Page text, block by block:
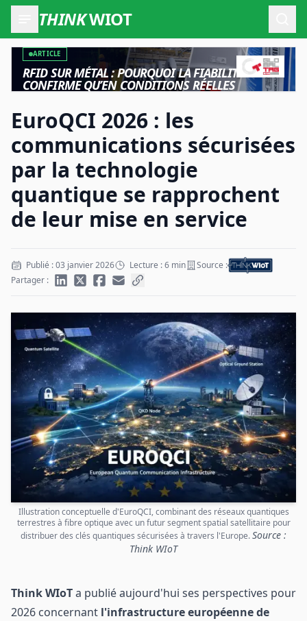
THINKWIOT
ARTICLE
RFID SUR MÉTAL : POURQUOI LA FIABILITÉ NE SE
CONFIRME QU’EN CONDITIONS RÉELLES
EuroQCI 2026 : les
communications sécurisées
par la technologie
quantique se rapprochent
de leur mise en service
Publié : 03 janvier 2026 Lecture : 6 min
Source :
Partager :
Illustration conceptuelle d'EuroQCI, combinant des réseaux quantiques
terrestres à fibre optique avec un futur segment spatial satellitaire pour
distribuer des clés quantiques sécurisées à travers l'Europe.Source :
Think WIoT
Think WIoTa publié aujourd'hui ses perspectives pour
2026 concernant l'infrastructure européenne de